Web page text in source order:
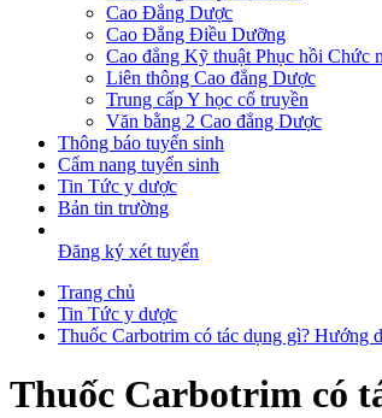
Cao Đẳng Dược
Cao Đẳng Điều Dưỡng
Cao đẳng Kỹ thuật Phục hồi Chức
Liên thông Cao đẳng Dược
Trung cấp Y học cổ truyền
Văn bằng 2 Cao đẳng Dược
Thông báo tuyển sinh
Cẩm nang tuyển sinh
Tin Tức y dược
Bản tin trường
Đăng ký xét tuyển
Trang chủ
Tin Tức y dược
Thuốc Carbotrim có tác dụng gì? Hướng
Thuốc Carbotrim có